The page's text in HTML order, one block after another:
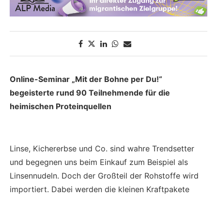
Online-Seminar „Mit der Bohne per Du!“
begeisterte rund 90 Teilnehmende für die
heimischen Proteinquellen
Linse, Kichererbse und Co. sind wahre Trendsetter
und begegnen uns beim Einkauf zum Beispiel als
Linsennudeln. Doch der Großteil der Rohstoffe wird
importiert. Dabei werden die kleinen Kraftpakete